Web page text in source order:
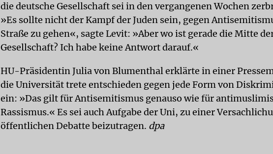
die deutsche Gesellschaft sei in den vergangenen Wochen
»Es sollte nicht der Kampf der Juden sein, gegen
Straße zu gehen«, sagte Levit: »Aber wo ist gerade die Mitte
Gesellschaft? Ich habe keine Antwort darauf.«
HU-Präsidentin Julia von Blumenthal erklärte in einer
die Universität trete entschieden gegen jede Form von
ein: »Das gilt für Antisemitismus genauso wie für
Rassismus.« Es sei auch Aufgabe der Uni, zu einer
öffentlichen Debatte beizutragen. dpa